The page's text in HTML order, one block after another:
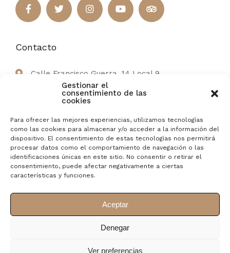
Gestionar el
consentimiento de las
cookies
Para ofrecer las mejores experiencias, utilizamos tecnologías
como las cookies para almacenar y/o acceder a la información del
dispositivo. El consentimiento de estas tecnologías nos permitirá
procesar datos como el comportamiento de navegación o las
identificaciones únicas en este sitio. No consentir o retirar el
consentimiento, puede afectar negativamente a ciertas
características y funciones.
Aceptar
Denegar
Ver preferencias
Contacto
Calle Francisco Guerra, 14 Local 9
607 56 66 98
Protección de Datos
Aviso Legal-Política de Privacidad-Política de
Cookies